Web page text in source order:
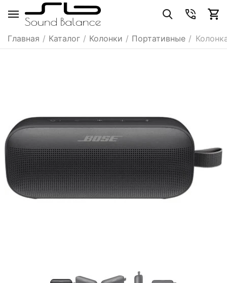
Главная / Каталог / Колонки / Портативные /